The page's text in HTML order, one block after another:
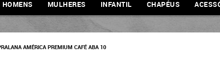
HOMENS MULHERES INFANTIL CHAPÉUS
AMÉRICA PREMIUM CAFÉ ABA 10